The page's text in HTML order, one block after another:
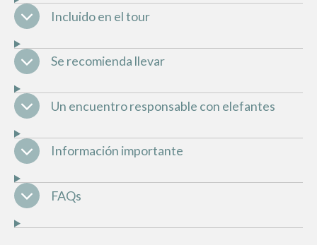
Incluido en el tour
Se recomienda llevar
Un encuentro responsable con elefantes
Información importante
FAQs